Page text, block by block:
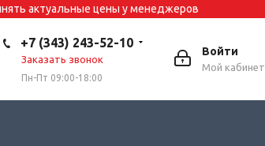
актуальные цены у менеджеров
Войти
Мой кабинет
+7 (343) 243-52-10
Заказать звонок
Пн-Пт 09:00-18:00